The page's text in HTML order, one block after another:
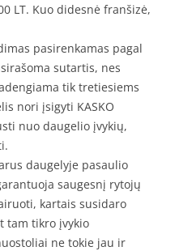
LT. Kuo didesnė franšizė,
pasirenkamas pagal
sutartis, nes
tik tretiesiems
nori įsigyti KASKO
nuo daugelio įvykių,
daugelyje pasaulio
saugesnį rytojų
kartais susidaro
tam tikro įvykio
ne tokie jau ir